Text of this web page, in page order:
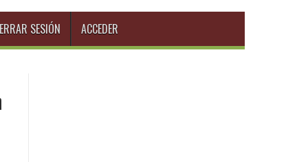
SESIÓN ACCEDER